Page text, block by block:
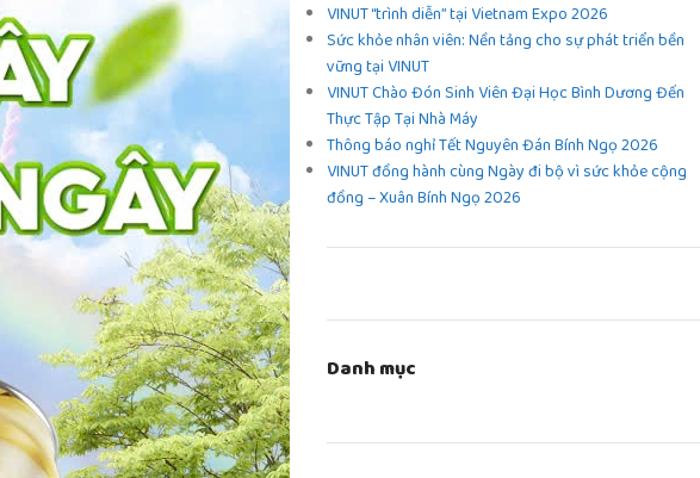
VINUT “trình diễn” tại Vietnam Expo 2026
Sức khỏe nhân viên: Nền tảng cho sự phát triển bền
vững tại VINUT
VINUT Chào Đón Sinh Viên Đại Học Bình Dương Đến
Thực Tập Tại Nhà Máy
Thông báo nghỉ Tết Nguyên Đán Bính Ngọ 2026
VINUT đồng hành cùng Ngày đi bộ vì sức khỏe cộng
đồng – Xuân Bính Ngọ 2026
Danh mục